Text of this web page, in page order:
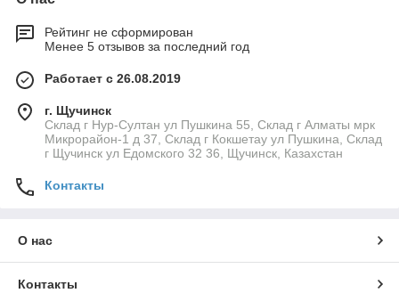
Рейтинг не сформирован
Менее 5 отзывов за последний год
Работает с 26.08.2019
г. Щучинск
Склад г Нур-Султан ул Пушкина 55, Склад г Алматы мрк
Микрорайон-1 д 37, Склад г Кокшетау ул Пушкина, Склад
г Щучинск ул Едомского 32 36, Щучинск, Казахстан
Контакты
О нас
Контакты